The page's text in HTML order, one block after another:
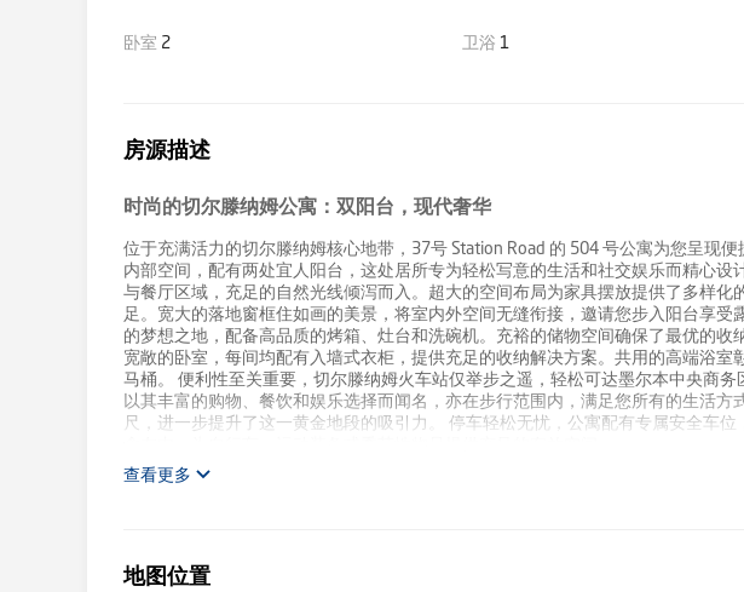
卧室 2 卫浴 1
房源描述
时尚的切尔滕纳姆公寓：双阳台，现代奢华
位于充满活力的切尔滕纳姆核心地带，37号 Station Road 的 504 号公寓为您呈现
内部空间，配有两处宜人阳台，这处居所专为轻松写意的生活和社交娱乐而精心
与餐厅区域，充足的自然光线倾泻而入。超大的空间布局为家具摆放提供了多样
足。宽大的落地窗框住如画的美景，将室内外空间无缝衔接，邀请您步入阳台享
的梦想之地，配备高品质的烤箱、灶台和洗碗机。充裕的储物空间确保了最优的收
宽敞的卧室，每间均配有入墙式衣柜，提供充足的收纳解决方案。共用的高端浴
马桶。 便利性至关重要，切尔滕纳姆火车站仅举步之遥，轻松可达墨尔本中央商
以其丰富的购物、餐饮和娱乐选择而闻名，亦在步行范围内，满足您所有的生活方
尺，进一步提升了这一黄金地段的吸引力。 停车轻松无忧，公寓配有专属安全车
查看更多
地图位置